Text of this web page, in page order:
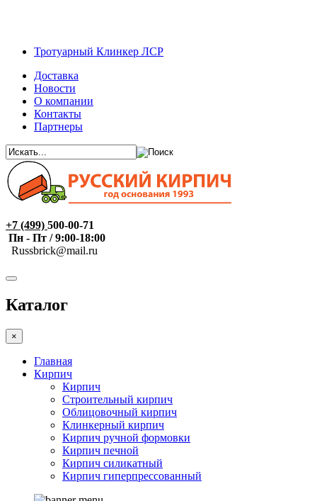
Тротуарный Клинкер ЛСР
Доставка
Новости
О компании
Контакты
Партнеры
+7 (499) 500-00-71
Пн - Пт / 9:00-18:00
Russbrick@mail.ru
Каталог
×
Главная
Кирпич
Кирпич
Строительный кирпич
Облицовочный кирпич
Клинкерный кирпич
Кирпич ручной формовки
Кирпич печной
Кирпич силикатный
Кирпич гиперпрессованный